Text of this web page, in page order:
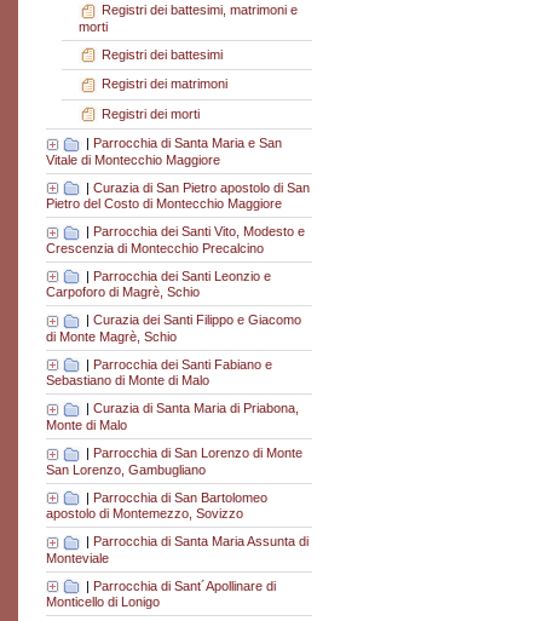
Registri dei battesimi, matrimoni e
morti
Registri dei battesimi
Registri dei matrimoni
Registri dei morti
| Parrocchia di Santa Maria e San
Vitale di Montecchio Maggiore
| Curazia di San Pietro apostolo di San
Pietro del Costo di Montecchio Maggiore
Parrocchia dei Santi Vito, Modesto e
Crescenzia di Montecchio Precalcino
| Parrocchia dei Santi Leonzio e
Carpoforo di Magrè, Schio
Curazia dei Santi Filippo e Giacomo
di Monte Magrè, Schio
| Parrocchia dei Santi Fabiano e
Sebastiano di Monte di Malo
Curazia di Santa Maria di Priabona,
Monte di Malo
| Parrocchia di San Lorenzo di Monte
San Lorenzo, Gambugliano
| Parrocchia di San Bartolomeo
apostolo di Montemezzo, Sovizzo
| Parrocchia di Santa Maria Assunta di
Monteviale
| Parrocchia di Sant´Apollinare di
Monticello di Lonigo